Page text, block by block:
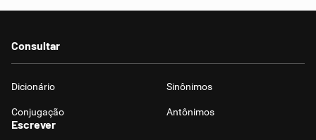
Consultar
Dicionário Sinônimos
Conjugação Antônimos
Escrever